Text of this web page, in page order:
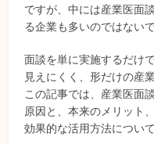
ですが、中には産業医面
る企業も多いのではない
面談を単に実施するだけ
見えにくく、形だけの産
この記事では、産業医面
原因と、本来のメリット
効果的な活用方法につい